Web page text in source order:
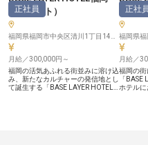
の方も大歓迎！ホテルマンとしての
レベルアップを目指し、知識力・技
術力向上に向けたトレーニングも充
実しています。マイカー通勤OKな
ので、通勤の便も安心。さらに、単
身者向けの借り上げ社宅制度や転居
助成金制度も整っているので、遠方
からの応募も安心です。あなたのホ
スピタリティマインドを活かして、
お客様と共に感動を創り出しません
か？ ※2025年09月08日時点の情報
（フロント ）
正社員
月給／300,000円～
福岡の活気あふれる街並みに溶け込
み、新たなカルチャーの発信地とし
て誕生する「BASE LAYER HOTEL
（宿泊
正社
月給／
福岡の
「BASE
ホテルに